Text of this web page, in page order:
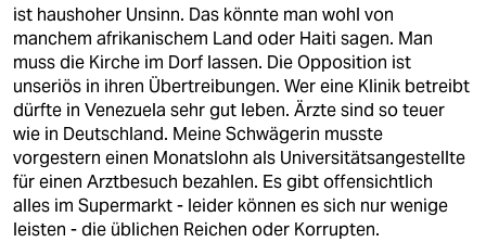
ist haushoher Unsinn. Das könnte man wohl von
manchem afrikanischem Land oder Haiti sagen. Man
muss die Kirche im Dorf lassen. Die Opposition ist
unseriös in ihren Übertreibungen. Wer eine Klinik betreibt
dürfte in Venezuela sehr gut leben. Ärzte sind so teuer
wie in Deutschland. Meine Schwägerin musste
vorgestern einen Monatslohn als Universitätsangestellte
für einen Arztbesuch bezahlen. Es gibt offensichtlich
alles im Supermarkt - leider können es sich nur wenige
leisten - die üblichen Reichen oder Korrupten.